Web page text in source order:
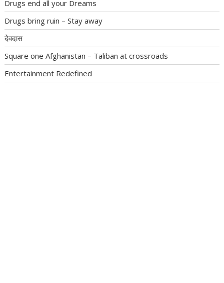
Drugs end all your Dreams
Drugs bring ruin – Stay away
देवदास
Square one Afghanistan – Taliban at crossroads
Entertainment Redefined